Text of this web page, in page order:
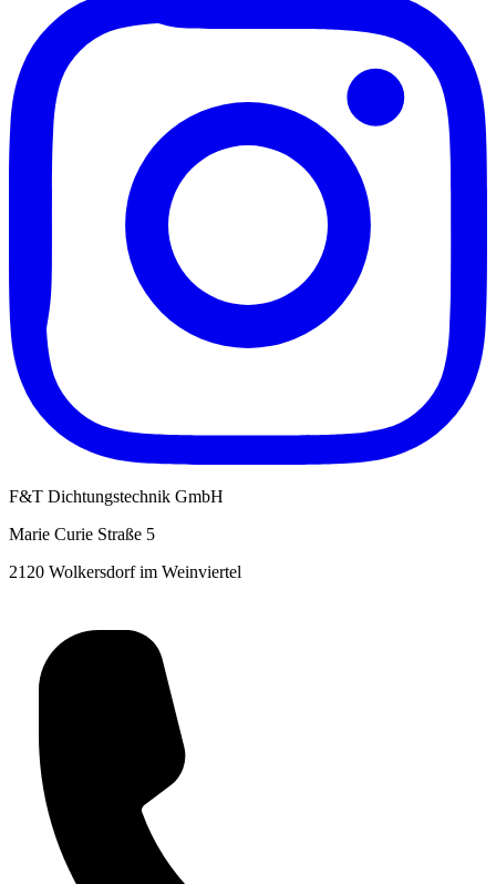
F&T Dichtungstechnik GmbH
Marie Curie Straße 5
2120 Wolkersdorf im Weinviertel